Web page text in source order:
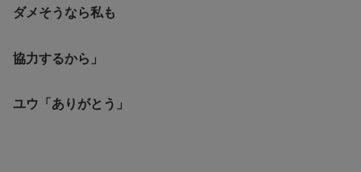
ダメそうなら私も
協力するから」
ユウ「ありがとう」